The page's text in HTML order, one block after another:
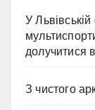
У Львівській
долучитися
З чистого